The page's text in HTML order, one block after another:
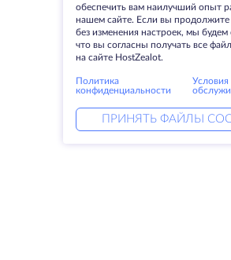
обеспечить вам наилучший опыт
нашем сайте. Если вы продолжите
без изменения настроек, мы будем
что вы согласны получать все
на сайте HostZealot.
Политика
конфиденциальности
Условия
ПРИНЯТЬ ФАЙЛЫ